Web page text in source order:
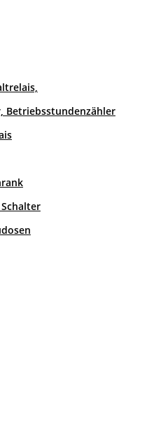
Betriebsstundenzähler